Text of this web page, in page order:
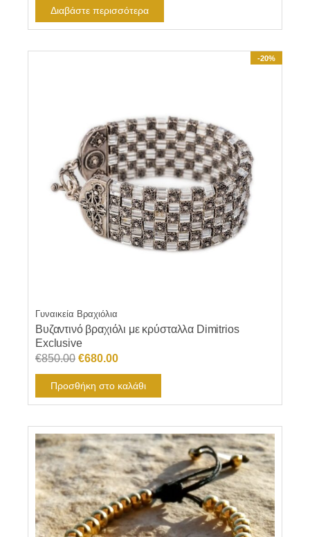
Διαβάστε περισσότερα
-20%
Γυναικεία Βραχιόλια
Βυζαντινό βραχιόλι με κρύσταλλα Dimitrios
Exclusive
€850.00 Original
price
was:
€850.00.
€680.00Η
τρέχουσα
τιμή
είναι:
€680.00.
Προσθήκη στο καλάθι